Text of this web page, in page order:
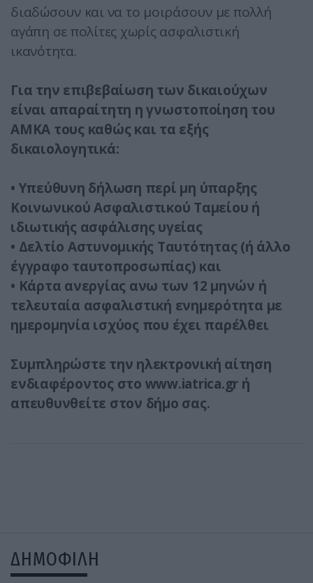
διαδώσουν και να το μοιράσουν με πολλή
αγάπη σε πολίτες χωρίς ασφαλιστική
ικανότητα.
Για την επιβεβαίωση των δικαιούχων
είναι απαραίτητη η γνωστοποίηση του
ΑΜΚΑ τους καθώς και τα εξής
δικαιολογητικά:
• Υπεύθυνη δήλωση περί μη ύπαρξης
Κοινωνικού Ασφαλιστικού Ταμείου ή
ιδιωτικής ασφάλισης υγείας
• Δελτίο Αστυνομικής Ταυτότητας (ή άλλο
έγγραφο ταυτοπροσωπίας) και
• Κάρτα ανεργίας ανω των 12 μηνών ή
τελευταία ασφαλιστική ενημερότητα με
ημερομηνία ισχύος που έχει παρέλθει
Συμπληρώστε την ηλεκτρονική αίτηση
ενδιαφέροντος στο www.iatrica.gr ή
απευθυνθείτε στον δήμο σας.
ΔΗΜΟΦΙΛΗ